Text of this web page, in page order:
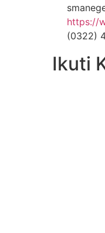
https://
(0322)
Ikuti